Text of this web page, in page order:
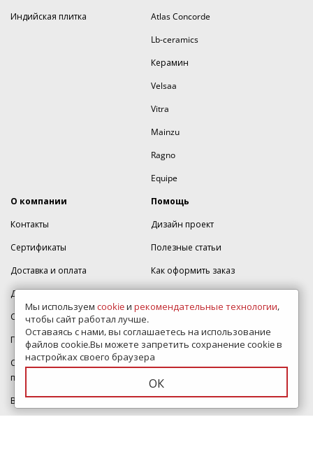
Индийская плитка
Atlas Concorde
Lb-ceramics
Керамин
Velsaa
Vitra
Mainzu
Ragno
Equipe
О компании
Контакты
Сертификаты
Доставка и оплата
Дизайнерам
Скидки
Политика конфиденциальности
Согласие на обработку
персональных данных
Вакансии
Помощь
Дизайн проект
Полезные статьи
Как оформить заказ
Карта сайта
ВидеоОбзоры коллекций
Представлены в шоуруме
Мы используем cookieи рекомендательные технологии,
чтобы сайт работал лучше.
Оставаясь с нами, вы соглашаетесь на использование
файлов cookie.Вы можете запретить сохранение cookie в
настройках своего браузера
ОК